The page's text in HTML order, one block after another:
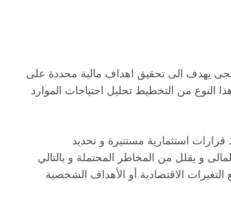
يهدف الى تحقيق اهداف مالية محددة على
من التخطيط تحليل احتياجات الموارد
استثمارية مستنيرة و تحديد
و يقلل من المخاطر المحتملة و بالتالي
الاقتصادية أو الأهداف الشخصية